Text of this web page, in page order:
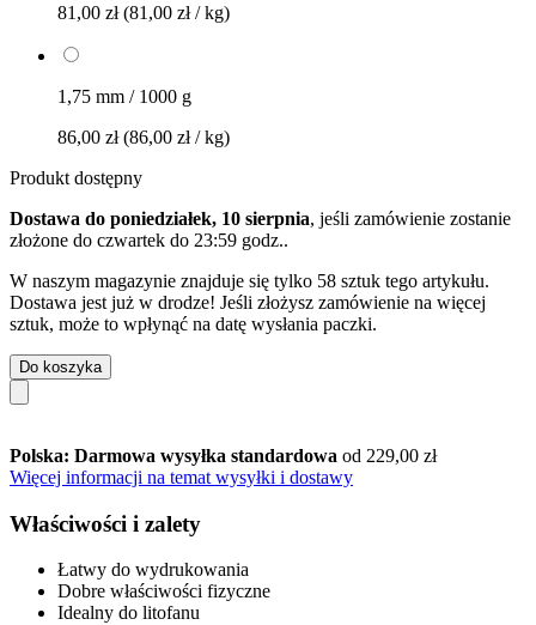
81,00 zł(81,00 zł / kg)
1,75 mm / 1000 g
86,00 zł(86,00 zł / kg)
Produkt dostępny
Dostawa do poniedziałek, 10 sierpnia, jeśli zamówienie zostanie
złożone do czwartek do 23:59 godz..
W naszym magazynie znajduje się tylko 58 sztuk tego artykułu.
Dostawa jest już w drodze! Jeśli złożysz zamówienie na więcej
sztuk, może to wpłynąć na datę wysłania paczki.
Do koszyka
Polska: Darmowa wysyłka standardowa od 229,00 zł
Więcej informacji na temat wysyłki i dostawy
Właściwości i zalety
Łatwy do wydrukowania
Dobre właściwości fizyczne
Idealny do litofanu